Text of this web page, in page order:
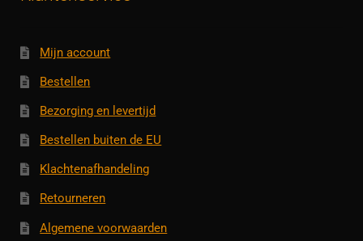
Mijn account
Bestellen
Bezorging en levertijd
Bestellen buiten de EU
Klachtenafhandeling
Retourneren
Algemene voorwaarden